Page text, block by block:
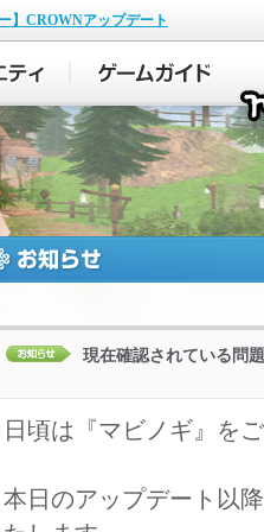
】CROWNアップデート
現在確認されている問
日頃は『マビノギ』を
本日のアップデート以